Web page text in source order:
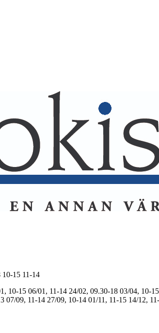
10-15 11-14
10-15 06/01, 11-14 24/02, 09.30-18 03/04, 10-15
07/09, 11-14 27/09, 10-14 01/11, 11-15 14/12,